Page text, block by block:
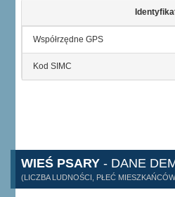
Współrzędne GPS
Kod SIMC
WIEŚ PSARY - DANE
(LICZBA LUDNOŚCI, PŁEĆ